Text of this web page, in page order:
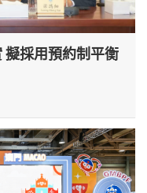
擬採用預約制平衡